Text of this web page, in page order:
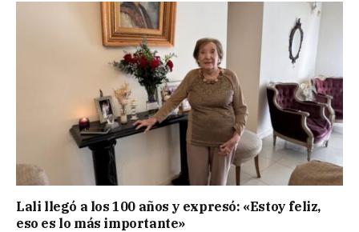
Lali llegó a los 100 años y expresó: «Estoy feliz,
eso es lo más importante»